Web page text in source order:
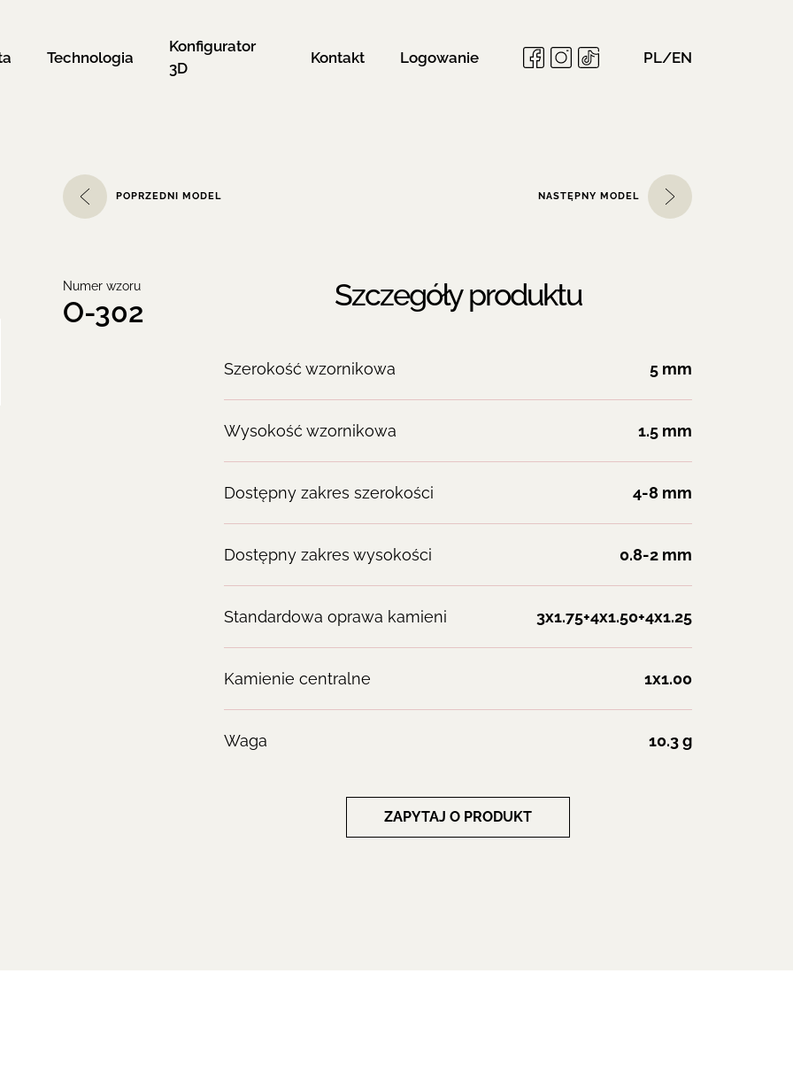
Technologia
Konfigurator
3D
Kontakt Logowanie PL/EN
POPRZEDNI MODEL NASTĘPNY MODEL
Numer wzoru
O-302 Szczegóły produktu
Szerokość wzornikowa 5 mm
Wysokość wzornikowa 1.5 mm
Dostępny zakres szerokości 4-8 mm
Dostępny zakres wysokości 0.8-2 mm
Standardowa oprawa kamieni 3x1.75+4x1.50+4x1.25
Kamienie centralne 1x1.00
Waga 10.3 g
ZAPYTAJ O PRODUKT